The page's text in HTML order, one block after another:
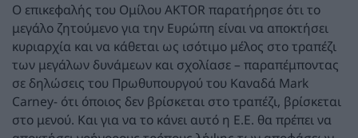
Ο επικεφαλής του Ομίλου AKTOR παρατήρησε ότι το
μεγάλο ζητούμενο για την Ευρώπη είναι να αποκτήσει
κυριαρχία και να κάθεται ως ισότιμο μέλος στο τραπέζι
των μεγάλων δυνάμεων και σχολίασε – παραπέμποντας
σε δηλώσεις του Πρωθυπουργού του Καναδά Mark
Carney- ότι όποιος δεν βρίσκεται στο τραπέζι, βρίσκεται
στο μενού. Και για να το κάνει αυτό η Ε.Ε. θα πρέπει να